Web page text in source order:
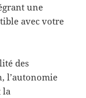
une
avec votre
des
l’autonomie
la